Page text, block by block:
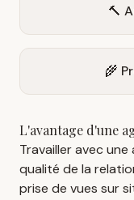
🔨
🌾
L'avantage d'une
Travailler avec
qualité de la
prise de vues sur